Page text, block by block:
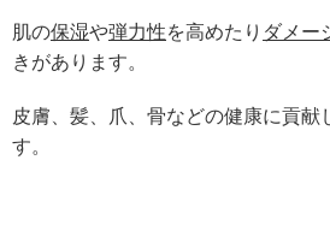
肌の保湿や弾力性を高めたり ダメー
きがあります。
皮膚、髪、爪、骨などの健康に貢献
す。